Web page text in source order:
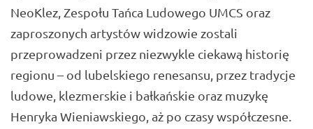
NeoKlez, Zespołu Tańca Ludowego UMCS oraz
zaproszonych artystów widzowie zostali
przeprowadzeni przez niezwykle ciekawą historię
regionu – od lubelskiego renesansu, przez tradycje
ludowe, klezmerskie i bałkańskie oraz muzykę
Henryka Wieniawskiego, aż po czasy współczesne.